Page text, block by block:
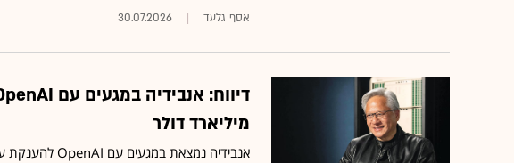
אסף גלעד 30.07.2026
מיליארד דולר